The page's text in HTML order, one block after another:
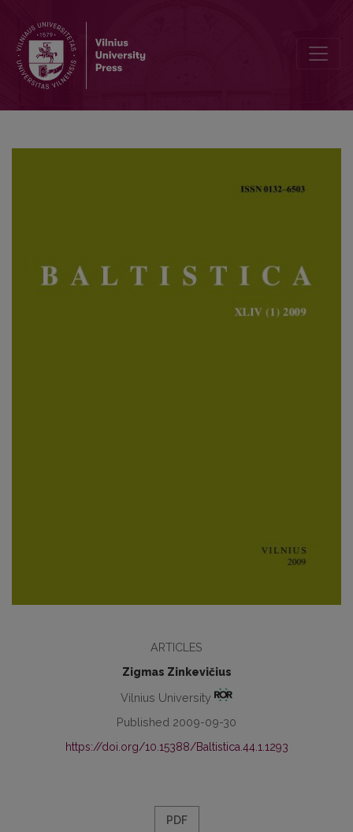
ARTICLES
Zigmas Zinkevičius
Vilnius University
Published 2009-09-30
https://doi.org/10.15388/Baltistica.44.1.1293
PDF